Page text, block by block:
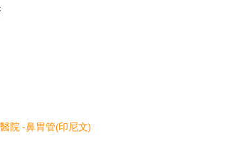
院 -鼻胃管(印尼文)